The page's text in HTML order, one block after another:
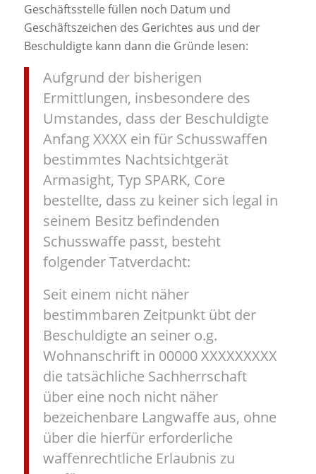
Geschäftsstelle füllen noch Datum und
Geschäftszeichen des Gerichtes aus und der
Beschuldigte kann dann die Gründe lesen:
Aufgrund der bisherigen
Ermittlungen, insbesondere des
Umstandes, dass der Beschuldigte
Anfang XXXX ein für Schusswaffen
bestimmtes Nachtsichtgerät
Armasight, Typ SPARK, Core
bestellte, dass zu keiner sich legal in
seinem Besitz befindenden
Schusswaffe passt, besteht
folgender Tatverdacht:
Seit einem nicht näher
bestimmbaren Zeitpunkt übt der
Beschuldigte an seiner o.g.
Wohnanschrift in 00000 XXXXXXXXX
die tatsächliche Sachherrschaft
über eine noch nicht näher
bezeichenbare Langwaffe aus, ohne
über die hierfür erforderliche
waffenrechtliche Erlaubnis zu